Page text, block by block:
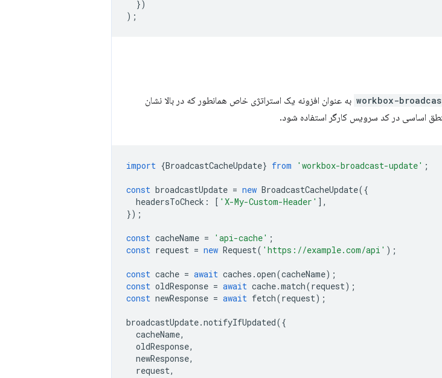
})
);
workbox- به عنوان افزونه یک استراتژی خاص همانطور که در بالا نشان
اساسی در کد سرویس کارگر استفاده شود.
import {BroadcastCacheUpdate} from 'workbox-broadcast-update' ;
const broadcastUpdate = new BroadcastCacheUpdate({
headersToCheck : [ 'X-My-Custom-Header' ],
});
const cacheName = 'api-cache' ;
const request = new Request( 'https://example.com/api' );
const cache = await caches .open(cacheName);
const oldResponse = await cache.match(request);
const newResponse = await fetch(request);
broadcastUpdate.notifyIfUpdated({
cacheName,
oldResponse,
newResponse,
request,